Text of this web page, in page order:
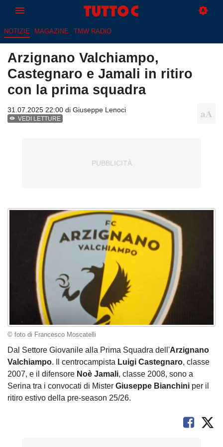
NOTIZIE MAGAZINE TMW RADIO
Arzignano Valchiampo,
Castegnaro e Jamali in ritiro
con la prima squadra
31.07.2025 22:00 di Giuseppe Lenoci
VEDI LETTURE
© foto di Francesco Moscatelli
Dal Settore Giovanile alla Prima Squadra dell'Arzignano
Valchiampo. Il centrocampista Luigi Castegnaro, classe
2007, e il difensore Noè Jamali, classe 2008, sono a
Serina tra i convocati di Mister Giuseppe Bianchini per il
ritiro estivo della pre-season 25/26.